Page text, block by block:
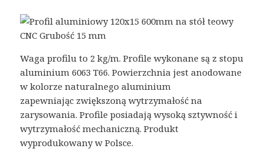
Waga profilu to 2 kg/m. Profile wykonane są z stopu
aluminium 6063 T66. Powierzchnia jest anodowane
w kolorze naturalnego aluminium
zapewniając zwiększoną wytrzymałość na
zarysowania. Profile posiadają wysoką sztywność i
wytrzymałość mechaniczną. Produkt
wyprodukowany w Polsce.